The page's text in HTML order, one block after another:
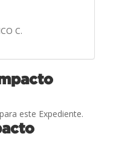
C.
este Expediente.